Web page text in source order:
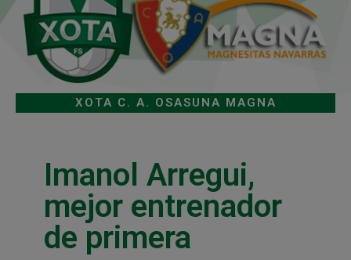
XOTA C. A. OSASUNA MAGNA
Imanol Arregui,
mejor entrenador
de primera